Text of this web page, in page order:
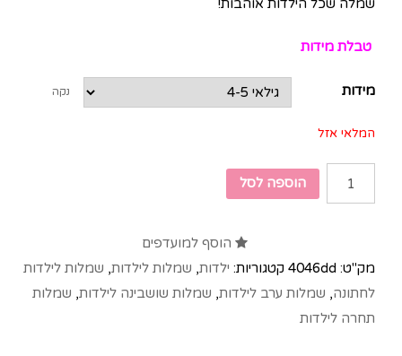
שמלה שכל הילדות אוהבות!
טבלת מידות
מידות נקה
המלאי אזל
הוספה לסל
הוסף למועדפים
מק"ט: 4046dd קטגוריות: ילדות, שמלות לילדות, שמלות לילדות
לחתונה, שמלות ערב לילדות, שמלות שושבינה לילדות, שמלות
תחרה לילדות